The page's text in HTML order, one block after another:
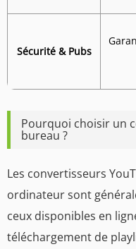
Sécurité & Pubs
Pourquoi choisir un
bureau ?
Les convertisseurs
ordinateur sont
ceux disponibles en
téléchargement de